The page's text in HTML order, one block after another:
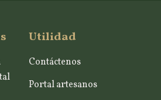
Utilidad
Contáctenos
Portal artesanos